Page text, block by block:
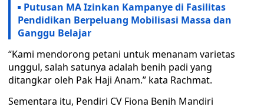
Putusan MA Izinkan Kampanye di Fasilitas
Pendidikan Berpeluang Mobilisasi Massa dan
Ganggu Belajar
“Kami mendorong petani untuk menanam varietas
unggul, salah satunya adalah benih padi yang
ditangkar oleh Pak Haji Anam.” kata Rachmat.
Sementara itu, Pendiri CV Fiona Benih Mandiri